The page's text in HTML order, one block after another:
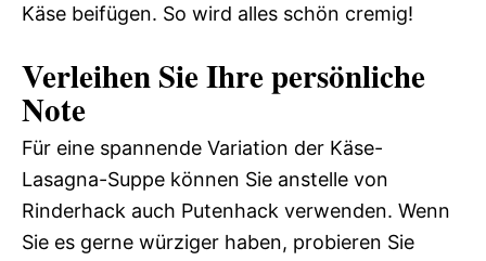
Käse beifügen. So wird alles schön cremig!
Verleihen Sie Ihre persönliche
Note
Für eine spannende Variation der Käse-
Lasagna-Suppe können Sie anstelle von
Rinderhack auch Putenhack verwenden. Wenn
Sie es gerne würziger haben, probieren Sie